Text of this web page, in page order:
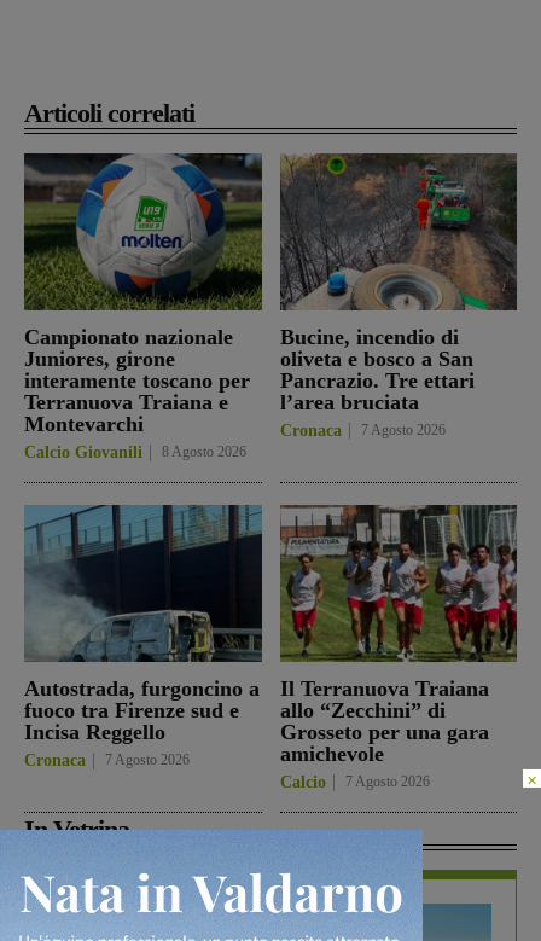
Articoli correlati
Campionato nazionale
Juniores, girone
interamente toscano per
Terranuova Traiana e
Montevarchi
Calcio Giovanili 8 Agosto 2026
Bucine, incendio di
oliveta e bosco a San
Pancrazio. Tre ettari
l’area bruciata
Cronaca 7 Agosto 2026
Autostrada, furgoncino a
fuoco tra Firenze sud e
Incisa Reggello
Cronaca 7 Agosto 2026
Il Terranuova Traiana
allo “Zecchini” di
Grosseto per una gara
amichevole
Calcio 7 Agosto 2026
In Vetrina
×